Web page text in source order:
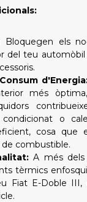
Bloquegen els
del teu automòbil
més
o
cosa que
combustible.
A més dels
tèrmics
Fiat E-Doble III,